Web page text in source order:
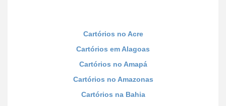
Cartórios no Acre
Cartórios em Alagoas
Cartórios no Amapá
Cartórios no Amazonas
Cartórios na Bahia